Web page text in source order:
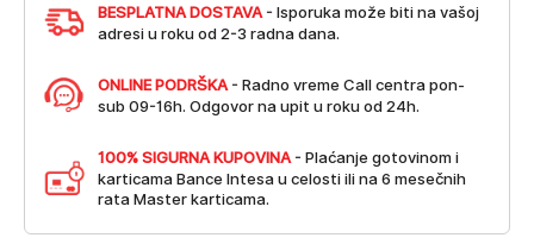
BESPLATNA DOSTAVA - Isporuka može biti na vašoj
adresi u roku od 2-3 radna dana.
ONLINE PODRŠKA - Radno vreme Call centra pon-
sub 09-16h. Odgovor na upit u roku od 24h.
100% SIGURNA KUPOVINA - Plaćanje gotovinom i
karticama Bance Intesa u celosti ili na 6 mesečnih
rata Master karticama.